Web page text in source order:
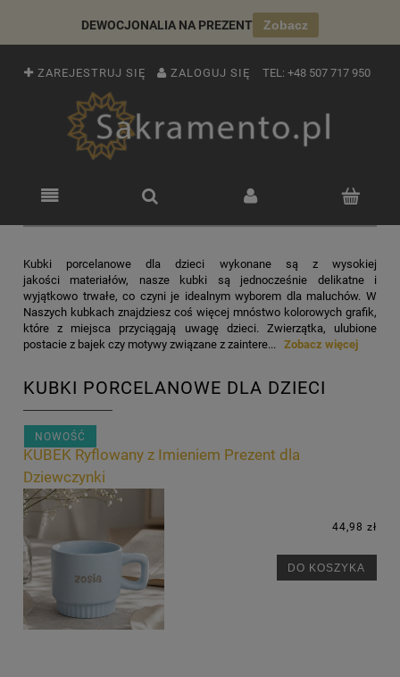
DEWOCJONALIA NA PREZENT Zobacz
ZAREJESTRUJ SIĘ ZALOGUJ SIĘ TEL: +48 507 717 950
Kubki porcelanowe dla dzieci wykonane są z wysokiej
jakości materiałów, nasze kubki są jednocześnie delikatne i
wyjątkowo trwałe, co czyni je idealnym wyborem dla maluchów. W
Naszych kubkach znajdziesz coś więcej mnóstwo kolorowych grafik,
które z miejsca przyciągają uwagę dzieci. Zwierzątka, ulubione
postacie z bajek czy motywy związane z zaintere... Zobacz więcej
KUBKI PORCELANOWE DLA DZIECI
KUBEK Ryflowany z Imieniem Prezent dla
Dziewczynki
44,98 zł
DO KOSZYKA
NOWOŚĆ